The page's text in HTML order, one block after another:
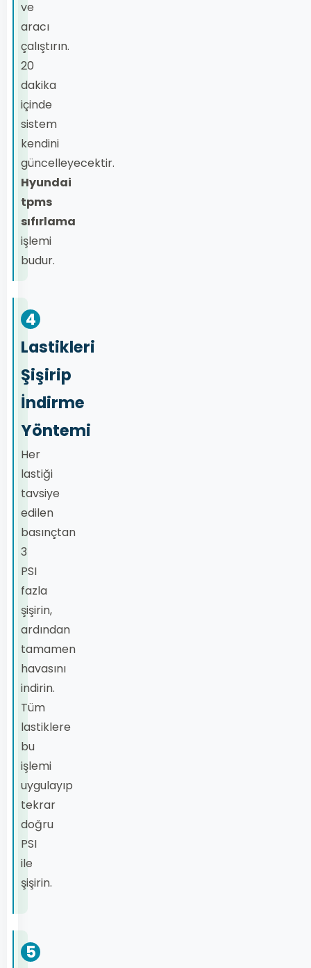
ve
aracı
çalıştırın.
20
dakika
içinde
sistem
kendini
güncelleyecektir.
Hyundai
tpms
sıfırlama
işlemi
budur.
4
Lastikleri
Şişirip
İndirme
Yöntemi
Her
lastiği
tavsiye
edilen
basınçtan
3
PSI
fazla
şişirin,
ardından
tamamen
havasını
indirin.
Tüm
lastiklere
bu
işlemi
uygulayıp
tekrar
doğru
PSI
ile
şişirin.
5